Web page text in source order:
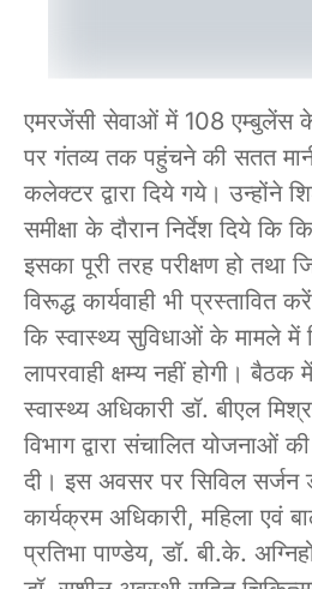
एमरजेंसी सेवाओं में 108 एम्बुलेंस
पर गंतव्य तक पहुंचने की सतत
कलेक्टर द्वारा दिये गये। उन्होंने
समीक्षा के दौरान निर्देश दिये कि
इसका पूरी तरह परीक्षण हो तथा
विरूद्ध कार्यवाही भी प्रस्तावित
कि स्वास्थ्य सुविधाओं के मामले में
लापरवाही क्षम्य नहीं होगी। बैठक
स्वास्थ्य अधिकारी डॉ. बीएल
विभाग द्वारा संचालित योजनाओं
दी। इस अवसर पर सिविल सर्जन
कार्यक्रम अधिकारी, महिला एवं
प्रतिभा पाण्डेय, डॉ. बी.के.